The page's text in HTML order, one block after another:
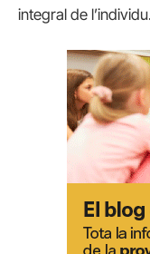
integral de l’individu.